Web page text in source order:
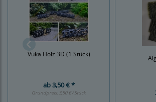
Vuka Holz 3D (1 Stück)
ab3,50 € *
Grundpreis:3,50 € / Stück